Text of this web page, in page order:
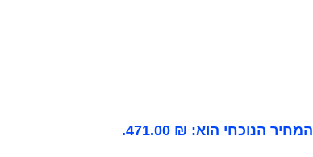
המחיר הנוכחי הוא: ₪ 471.00.